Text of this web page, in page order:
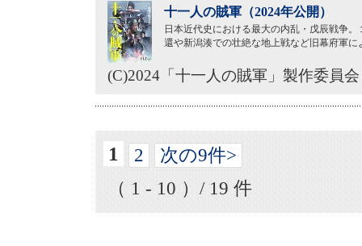
十一人の賊軍（2024年公開）
日本近代史における最大の内乱・戊辰戦争
還や新潟湊での壮絶な地上戦など旧幕府軍
(C)2024「十一人の賊軍」製作委員会
1 2
次の9件>
（ 1 - 10 ）/ 19 件